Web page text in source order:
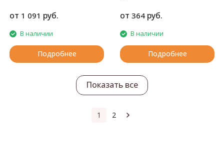
вручную, выполняется крайне
получаются безупречно
гладкие, легкие, удобные в
работе инструменты
потрясающих оттенков.
от 1 091 руб.
В наличии
Подробнее
от 364 руб.
В наличии
Подробнее
Показать все
1 2